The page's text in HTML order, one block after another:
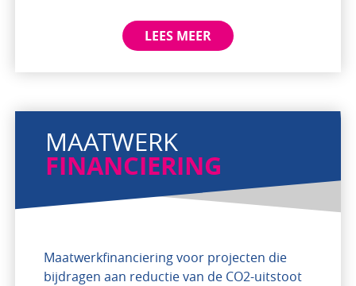
LEES MEER
MAATWERK
FINANCIERING
Maatwerkfinanciering voor projecten die
bijdragen aan reductie van de CO2-uitstoot